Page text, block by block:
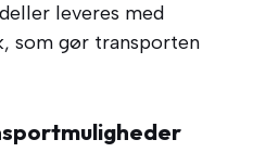
leveres med
som gør transporten